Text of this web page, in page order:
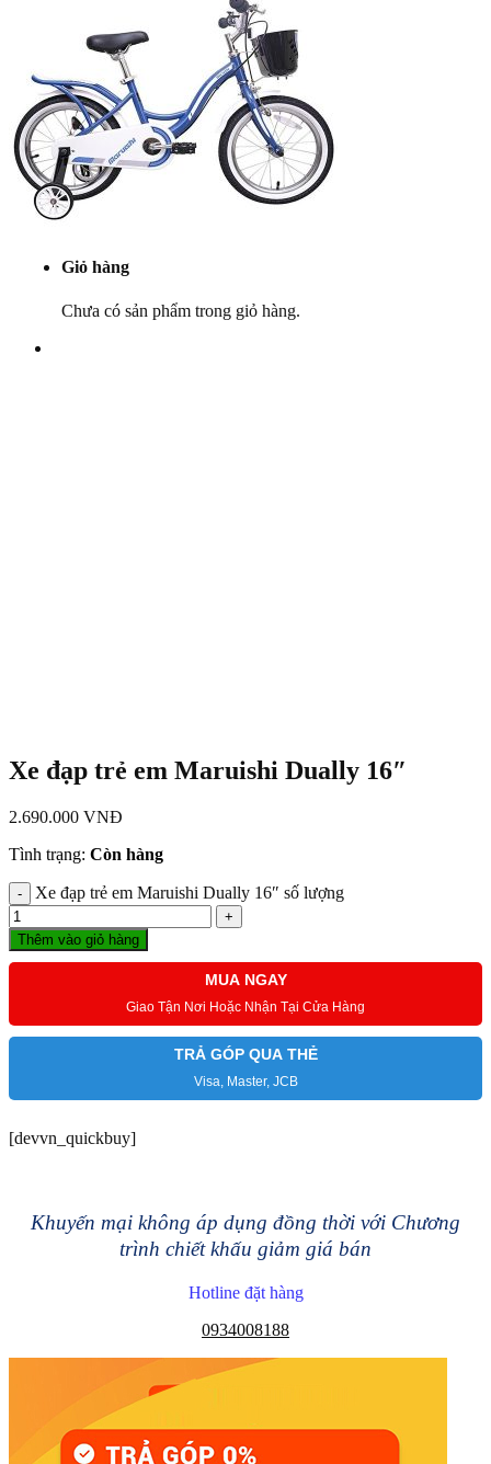
Phụ tùng khác
Khuyến mãi
Dịch vụ
Bảo dưỡng
Góc kỹ thuật
Tin tức
Liên hệ
Giỏ hàng
Chưa có sản phẩm trong giỏ hàng.
Xe đạp trẻ em Maruishi Dually 16″
2.690.000 VNĐ
Tình trạng: Còn hàng
Xe đạp trẻ em Maruishi Dually 16″ số lượng
Thêm vào giỏ hàng
MUA NGAY
Giao Tận Nơi Hoặc Nhận Tại Cửa Hàng
TRẢ GÓP QUA THẺ
Visa, Master, JCB
[devvn_quickbuy]
Khuyến mại không áp dụng đồng thời với Chương
trình chiết khấu giảm giá bán
Hotline đặt hàng
0934008188